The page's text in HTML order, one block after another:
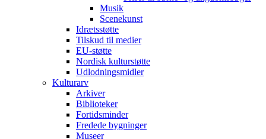
Musik
Scenekunst
Idrætsstøtte
Tilskud til medier
EU-støtte
Nordisk kulturstøtte
Udlodningsmidler
Kulturarv
Arkiver
Biblioteker
Fortidsminder
Fredede bygninger
Museer